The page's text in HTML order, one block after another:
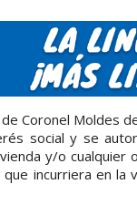
Coronel Moldes
social y se
y/o cualquier
incurriera en la